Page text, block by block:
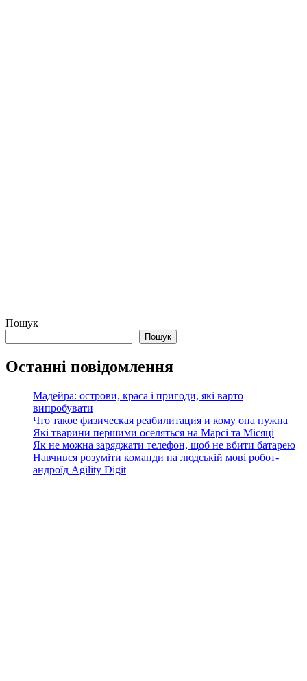
Пошук
Пошук
Останні повідомлення
Мадейра: острови, краса і пригоди, які варто
випробувати
Что такое физическая реабилитация и кому она нужна
Які тварини першими оселяться на Марсі та Місяці
Як не можна заряджати телефон, щоб не вбити батарею
Навчився розуміти команди на людській мові робот-
андроїд Agility Digit